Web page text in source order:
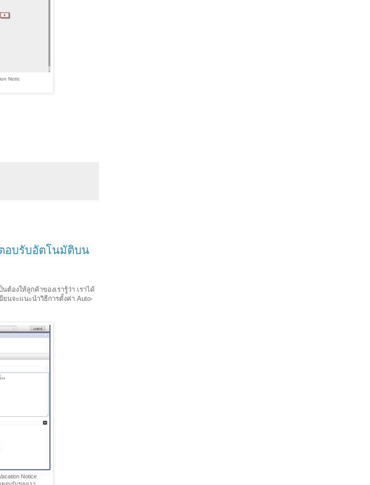
Notic
ตอบรับอัตโนมัติบน
ต้องให้ลูกค้าของเรารู้ว่า เราได้
ยนจะแนะนำวิธีการตั้งค่า Auto-
Notice
อบรับของเรา